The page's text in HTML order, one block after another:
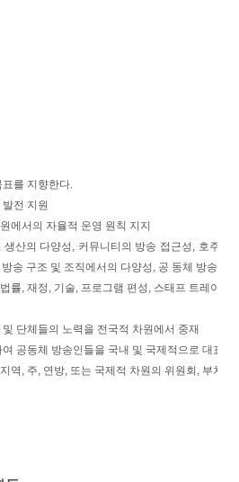
를 지향한다.
전 지원
에서의 자율적 운영 원칙 지지
산의 다양성, 커뮤니티의 방송 접근성, 호주인
송 구조 및 조직에서의 다양성, 공 동체 방송인
률, 재정, 기술, 프로그램 편성, 스태프 트레이닝
단체들의 노력을 전국적 차원에서 중재
공동체 방송인들을 국내 및 국제적으로 대표
역, 주, 연방, 또는 국제적 차원의 위원회, 부처